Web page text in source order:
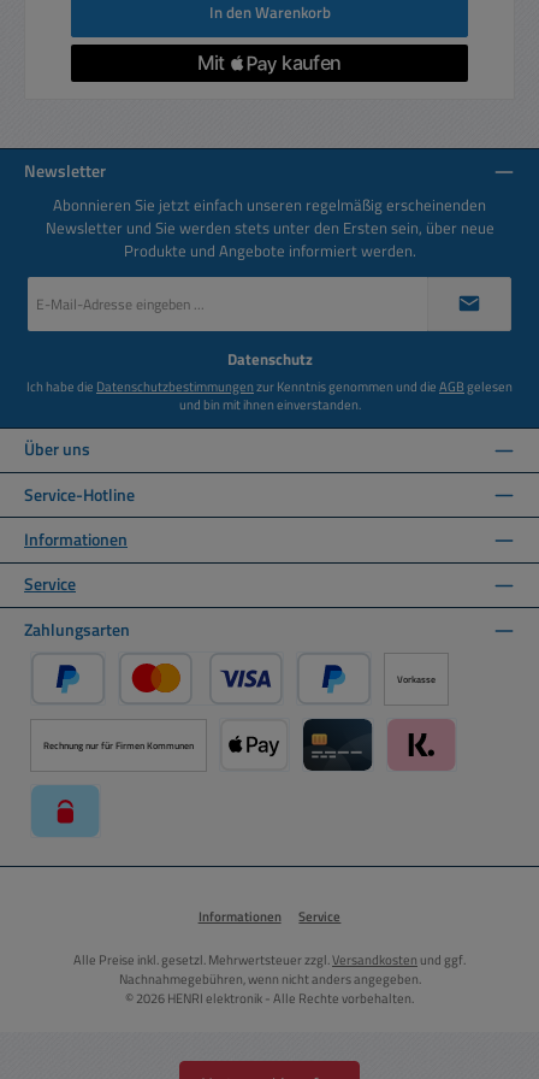
In den Warenkorb
Newsletter
Abonnieren Sie jetzt einfach unseren regelmäßig erscheinenden
Newsletter und Sie werden stets unter den Ersten sein, über neue
Produkte und Angebote informiert werden.
Mail-
Datenschutz
Ich habe die Datenschutzbestimmungenzur Kenntnis genommen und dieAGBgelesen
und bin mit ihnen einverstanden.
Über uns
Service-Hotline
Informationen
Service
Zahlungsarten
PayPal Kredit- oder Debitkarte über PayPal
Später Bezahlen über PayPal
Vorkasse
Rechnung nur für Firmen Kommunen
Informationen Service
Alle Preise inkl. gesetzl. Mehrwertsteuer zzgl.Versandkosten und ggf.
Nachnahmegebühren, wenn nicht anders angegeben.
© 2026 HENRI elektronik - Alle Rechte vorbehalten.